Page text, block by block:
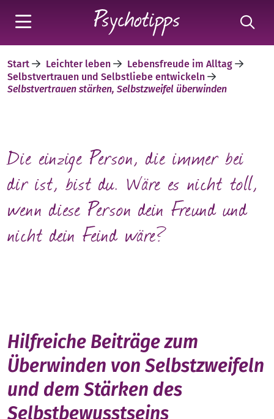
Start Leichter leben
Lebensfreude im Alltag
Selbstvertrauen und Selbstliebe entwickeln
Selbstvertrauen stärken, Selbstzweifel überwinden
Die einzige Person, die immer bei
dir ist, bist du. Wäre es nicht toll,
wenn diese Person dein Freund und
nicht dein Feind wäre?
Hilfreiche Beiträge zum
Überwinden von Selbstzweifeln
und dem Stärken des
Selbstbewusstseins